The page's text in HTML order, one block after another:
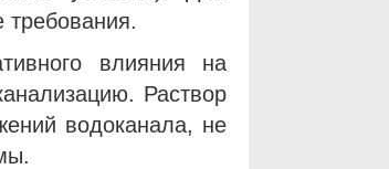
влияния на
Раствор
водоканала, не